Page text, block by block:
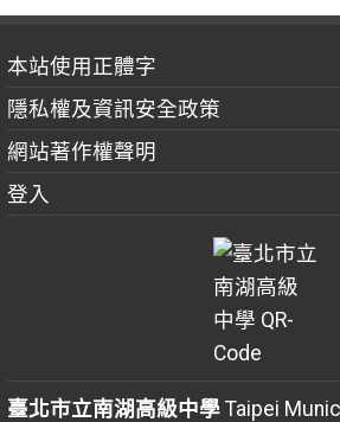
本站使用正體字
隱私權及資訊安全政策
網站著作權聲明
登入
臺北市立南湖高級中學Taipei